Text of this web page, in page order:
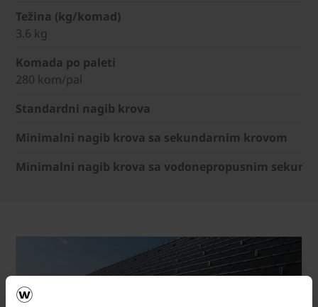
Težina (kg/komad)
3.6 kg
Komada po paleti
280 kom/pal
Standardni nagib krova
Minimalni nagib krova sa sekundarnim krovom
Minimalni nagib krova sa vodonepropusnim